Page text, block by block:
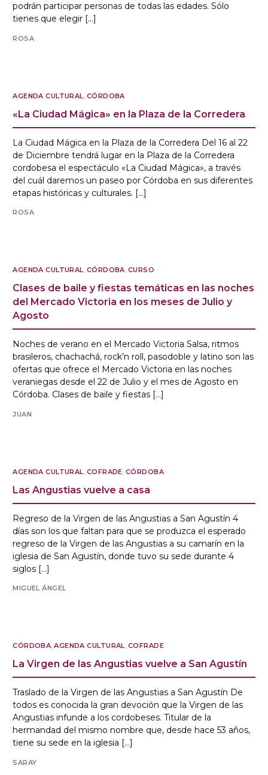
podrán participar personas de todas las edades. Sólo
tienes que elegir […]
ROSA
AGENDA CULTURAL CÓRDOBA
«La Ciudad Mágica» en la Plaza de la Corredera
La Ciudad Mágica en la Plaza de la Corredera Del 16 al 22
de Diciembre tendrá lugar en la Plaza de la Corredera
cordobesa el espectáculo «La Ciudad Mágica», a través
del cuál daremos un paseo por Córdoba en sus diferentes
etapas históricas y culturales. […]
ROSA
AGENDA CULTURAL, CÓRDOBA, CURSO
Clases de baile y fiestas temáticas en las noches
del Mercado Victoria en los meses de Julio y
Agosto
Noches de verano en el Mercado Victoria Salsa, ritmos
brasileros, chachachá, rock’n roll, pasodoble y latino son las
ofertas que ofrece el Mercado Victoria en las noches
veraniegas desde el 22 de Julio y el mes de Agosto en
Córdoba. Clases de baile y fiestas […]
JUAN
AGENDA CULTURAL COFRADE CÓRDOBA
Las Angustias vuelve a casa
Regreso de la Virgen de las Angustias a San Agustín 4
días son los que faltan para que se produzca el esperado
regreso de la Virgen de las Angustias a su camarín en la
iglesia de San Agustín, donde tuvo su sede durante 4
siglos […]
MIGUEL ÁNGEL
CÓRDOBA,AGENDA CULTURAL, COFRADE
La Virgen de las Angustias vuelve a San Agustín
Traslado de la Virgen de las Angustias a San Agustín De
todos es conocida la gran devoción que la Virgen de las
Angustias infunde a los cordobeses. Titular de la
hermandad del mismo nombre que, desde hace 53 años,
tiene su sede en la iglesia […]
SARAY